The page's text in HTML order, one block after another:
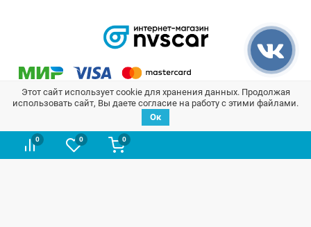
0 0 0
Мы отвечаем за сохранность Ваших данных согласно закону
№152-ФЗ:
Этот сайт использует cookie для хранения данных. Продолжая
использовать сайт, Вы даете согласие на работу с этими файлами.
Ок